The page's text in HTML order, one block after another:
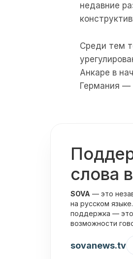
недавние
Среди тем
Анкаре в
Германия —
слова
SOVA — это
на русском
поддержка — это
возможности
sovanews.tv